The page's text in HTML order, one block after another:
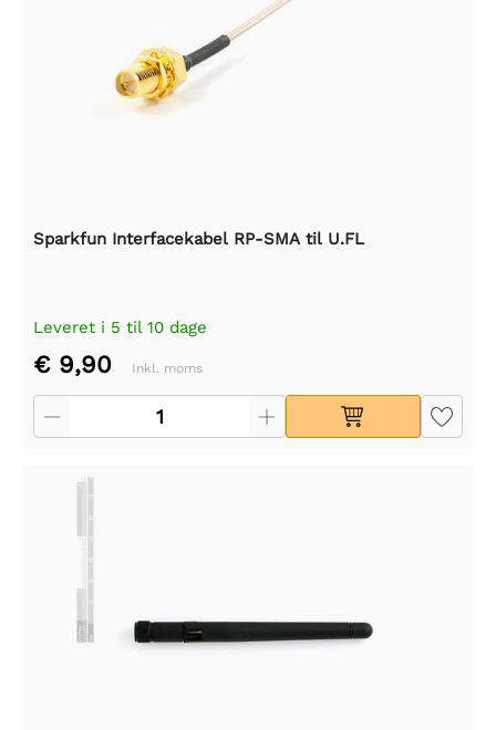
Sparkfun Interfacekabel RP-SMA til U.FL
Leveret i 5 til 10 dage
€ 9,90 Inkl. moms